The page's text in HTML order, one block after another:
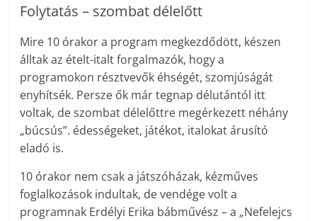
Folytatás – szombat délelőtt
Mire 10 órakor a program megkezdődött, készen
álltak az ételt-italt forgalmazók, hogy a
programokon résztvevők éhségét, szomjúságát
enyhítsék. Persze ők már tegnap délutántól itt
voltak, de szombat délelőttre megérkezett néhány
„búcsús”. édességeket, játékot, italokat árusító
eladó is.
10 órakor nem csak a játszóházak, kézműves
foglalkozások indultak, de vendége volt a
programnak Erdélyi Erika bábművész – a „Nefelejcs